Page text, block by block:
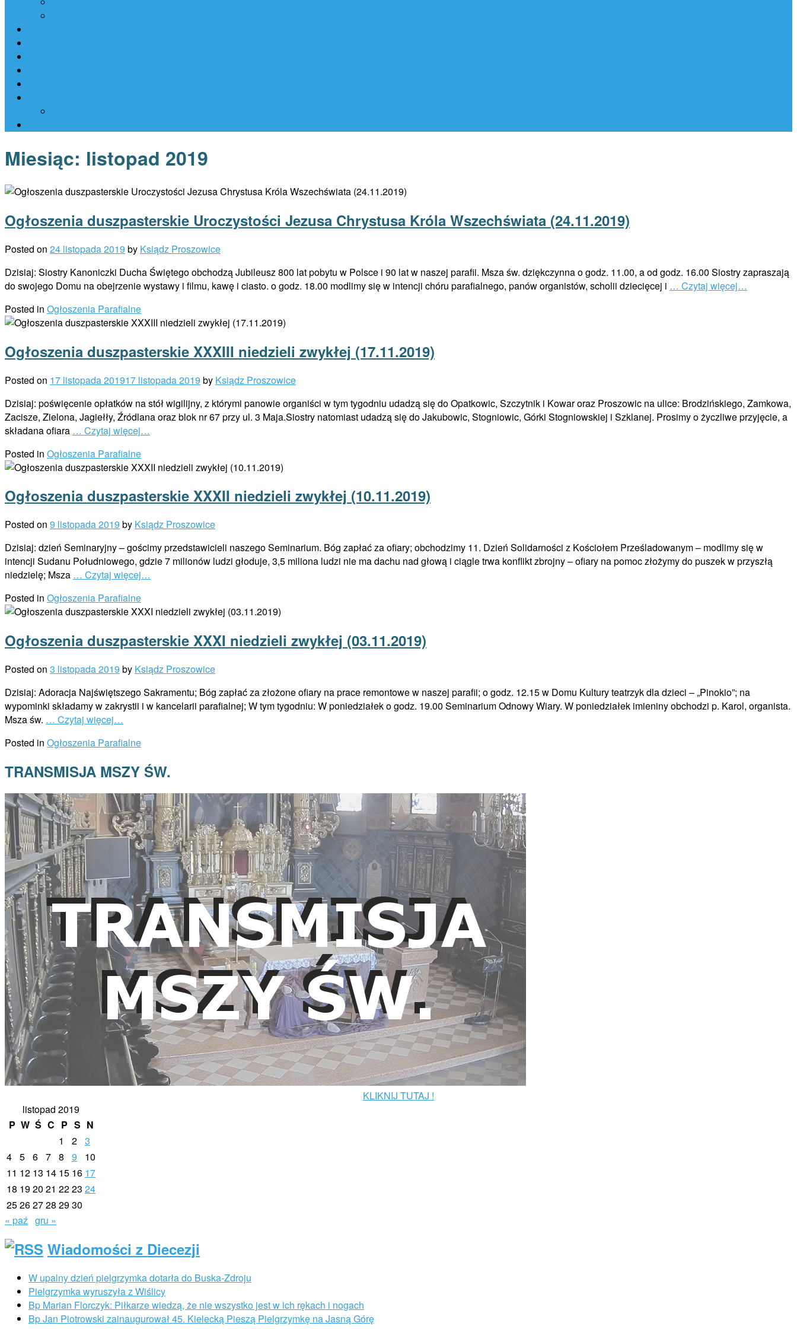
Miesiąc: listopad 2019
Ogłoszenia duszpasterskie Uroczystości Jezusa Chrystusa Króla Wszechświata (24.11.2019)
Posted on 24 listopada 2019 by Ksiądz Proszowice
Dzisiaj: Siostry Kanoniczki Ducha Świętego obchodzą Jubileusz 800 lat pobytu w Polsce i 90 lat w naszej parafii. Msza św. dziękczynna o godz. 11.00, a od godz. 16.00 Siostry zapraszają
do swojego Domu na obejrzenie wystawy i filmu, kawę i ciasto. o godz. 18.00 modlimy się w intencji chóru parafialnego, panów organistów, scholii dziecięcej i … Czytaj więcej…
Posted in Ogłoszenia Parafialne
Ogłoszenia duszpasterskie XXXIII niedzieli zwykłej (17.11.2019)
Posted on 17 listopada 201917 listopada 2019 by Ksiądz Proszowice
Dzisiaj: poświęcenie opłatków na stół wigilijny, z którymi panowie organiści w tym tygodniu udadzą się do Opatkowic, Szczytnik i Kowar oraz Proszowic na ulice: Brodzińskiego, Zamkowa,
Zacisze, Zielona, Jagiełły, Źródlana oraz blok nr 67 przy ul. 3 Maja.Siostry natomiast udadzą się do Jakubowic, Stogniowic, Górki Stogniowskiej i Szklanej. Prosimy o życzliwe przyjęcie, a
składana ofiara … Czytaj więcej…
Posted in Ogłoszenia Parafialne
Ogłoszenia duszpasterskie XXXII niedzieli zwykłej (10.11.2019)
Posted on 9 listopada 2019 by Ksiądz Proszowice
Dzisiaj: dzień Seminaryjny – gościmy przedstawicieli naszego Seminarium. Bóg zapłać za ofiary; obchodzimy 11. Dzień Solidarności z Kościołem Prześladowanym – modlimy się w
intencji Sudanu Południowego, gdzie 7 milionów ludzi głoduje, 3,5 miliona ludzi nie ma dachu nad głową i ciągle trwa konflikt zbrojny – ofiary na pomoc złożymy do puszek w przyszłą
niedzielę; Msza … Czytaj więcej…
Posted in Ogłoszenia Parafialne
Ogłoszenia duszpasterskie XXXI niedzieli zwykłej (03.11.2019)
Posted on 3 listopada 2019 by Ksiądz Proszowice
Dzisiaj: Adoracja Najświętszego Sakramentu; Bóg zapłać za złożone ofiary na prace remontowe w naszej parafii; o godz. 12.15 w Domu Kultury teatrzyk dla dzieci – „Pinokio”; na
wypominki składamy w zakrystii i w kancelarii parafialnej; W tym tygodniu: W poniedziałek o godz. 19.00 Seminarium Odnowy Wiary. W poniedziałek imieniny obchodzi p. Karol, organista.
Msza św. … Czytaj więcej…
Posted in Ogłoszenia Parafialne
TRANSMISJA MSZY ŚW.
KLIKNIJ TUTAJ !
listopad 2019
P W Ś C P S N
1
2 3
4 5 6 7 8 9
10
11 12 13 14 15 16 17
18 1920 21 2223 24
25262728 2930
« paź gru »
Wiadomości z Diecezji
W upalny dzień pielgrzymka dotarła do Buska-Zdroju
Pielgrzymka wyruszyła z Wiślicy
Bp Marian Florczyk: Piłkarze wiedzą, że nie wszystko jest w ich rękach i nogach
Bp Jan Piotrowski zainaugurował 45. Kielecką Pieszą Pielgrzymkę na Jasną Górę